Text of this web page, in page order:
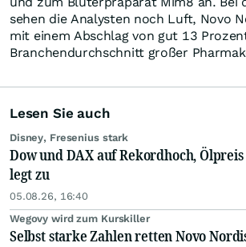
sehen die Analysten noch Luft, Novo
mit einem Abschlag von gut 13
Branchendurchschnitt großer
Lesen Sie auch
Disney, Fresenius stark
Dow und DAX auf Rekordhoch,
legt zu
05.08.26, 16:40
Wegovy wird zum Kurskiller
Selbst starke Zahlen retten Novo